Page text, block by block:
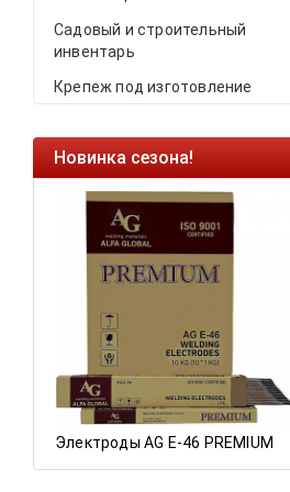
Садовый и строительный
инвентарь
Крепеж под изготовление
E-46 PREMIUM
Саморезы
остатков